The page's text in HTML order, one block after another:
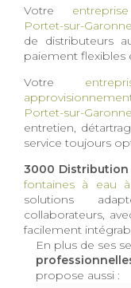
Votre
Portet-sur-Garonne
de distributeurs
paiement flexibles
Votre
Portet-sur-Garonne
entretien,
service toujours
3000 Distribution
fontaines à eau
solutions
collaborateurs,
facilement
En plus de ses
propose aussi :